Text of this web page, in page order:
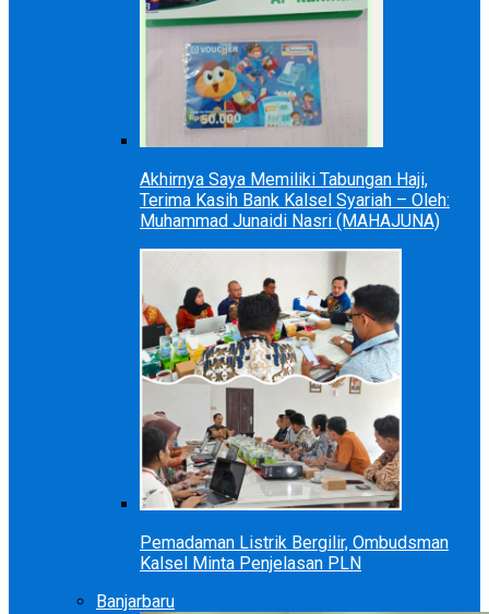
Akhirnya Saya Memiliki Tabungan Haji,
Terima Kasih Bank Kalsel Syariah – Oleh:
Muhammad Junaidi Nasri (MAHAJUNA)
Pemadaman Listrik Bergilir, Ombudsman
Kalsel Minta Penjelasan PLN
Banjarbaru